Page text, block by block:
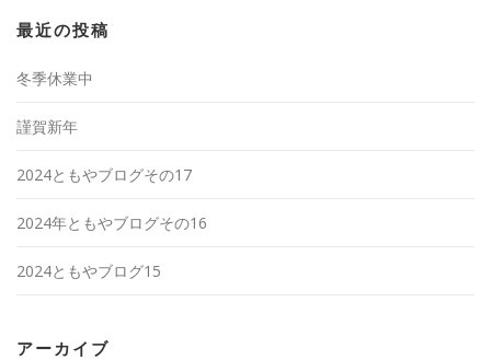
最近の投稿
冬季休業中
謹賀新年
2024ともやブログその17
2024年ともやブログその16
2024ともやブログ15
アーカイブ